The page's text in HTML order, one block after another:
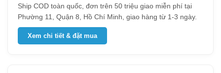
Ship COD toàn quốc, đơn trên 50 triệu giao miễn phí tại
Phường 11, Quận 8, Hồ Chí Minh, giao hàng từ 1-3 ngày.
Xem chi tiết & đặt mua